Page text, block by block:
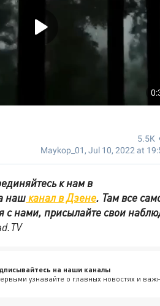
к нам в
нашканал в Дзене. Там все
с нами, присылайте свои
на наши каналы
узнавайте о главных новостях и